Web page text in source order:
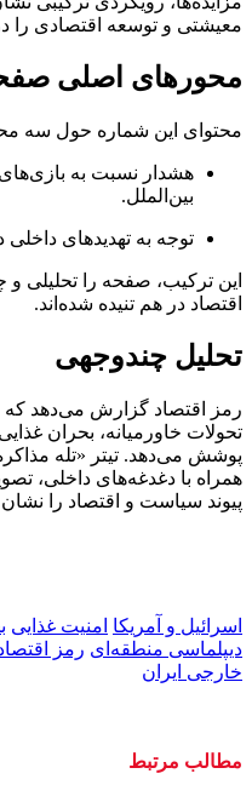
معیشتی و توسعه اقتصادی را
محورهای اصلی
محتوای این شماره حول سه
هشدار نسبت به
بین‌الملل.
توجه به تهدیدهای
این ترکیب، صفحه را
اقتصاد در هم تنیده شده‌اند.
تحلیل چندوجهی
رمز اقتصاد گزارش می‌دهد
تحولات خاورمیانه، بحران
پوشش می‌دهد. تیتر «تله
همراه با دغدغه‌های داخلی،
پیوند سیاست و اقتصاد را
اسرائیل و آمریکا امنیت غذایی
دیپلماسی منطقه‌ای رمز
خارجی ایران
مطالب مرتبط